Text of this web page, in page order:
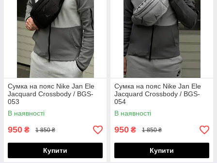
Сумка на пояс Nike Jan Ele
Jacquard Crossbody / BGS-
053
В наявності
950 ₴ 1 850 ₴
Купити
Сумка на пояс Nike Jan Ele
Jacquard Crossbody / BGS-
054
В наявності
950 ₴ 1 850 ₴
Купити